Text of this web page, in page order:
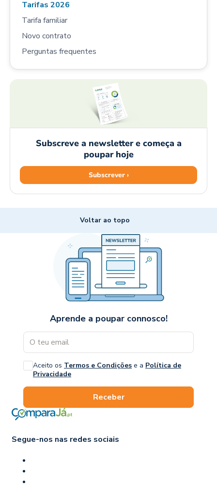
Tarifas 2026
Tarifa familiar
Novo contrato
Perguntas frequentes
Subscreve a newsletter e começa a
poupar hoje
Subscrever ›
Voltar ao topo
Aprende a poupar connosco!
Aceito os Termos e Condições e a Política de
Privacidade
Receber
Segue-nos nas redes sociais